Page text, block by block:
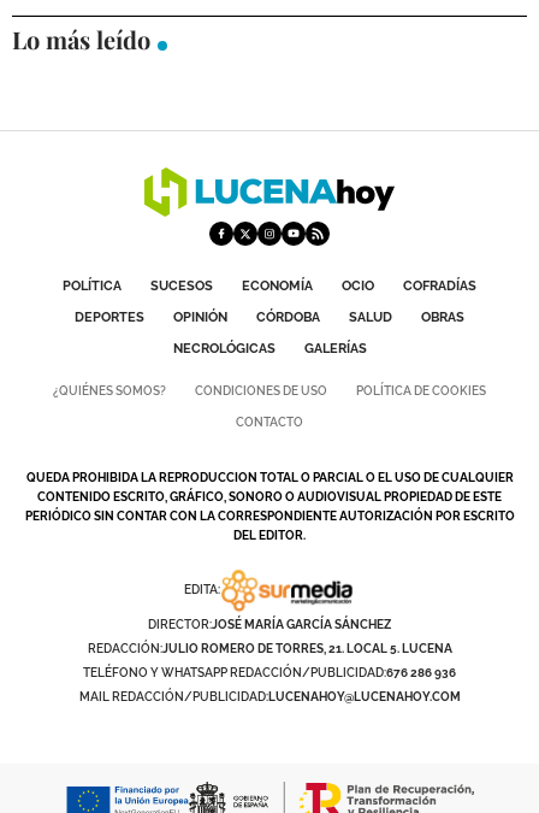
Lo más leído
POLÍTICA SUCESOS ECONOMÍA OCIO
COFRADÍAS
DEPORTES
OPINIÓN CÓRDOBA SALUD
OBRAS
NECROLÓGICAS
GALERÍAS
¿QUIÉNES SOMOS? CONDICIONES DE USO POLÍTICA DE COOKIES
CONTACTO
QUEDA PROHIBIDA LA REPRODUCCION TOTAL O PARCIAL O EL USO DE CUALQUIER
CONTENIDO ESCRITO, GRÁFICO, SONORO O AUDIOVISUAL PROPIEDAD DE ESTE
PERIÓDICO SIN CONTAR CON LA CORRESPONDIENTE AUTORIZACIÓN POR ESCRITO
DEL EDITOR.
EDITA:
DIRECTOR:JOSÉ MARÍA GARCÍA SÁNCHEZ
REDACCIÓN:JULIO ROMERO DE TORRES, 21. LOCAL 5. LUCENA
TELÉFONO Y WHATSAPP REDACCIÓN/PUBLICIDAD:676 286 936
MAIL REDACCIÓN/PUBLICIDAD:LUCENAHOY@LUCENAHOY.COM